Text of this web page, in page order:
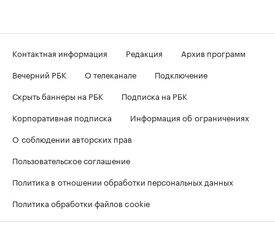
Контактная информация Редакция
Архив программ
Вечерний РБК
О телеканале
Подключение
Скрыть баннеры на РБК
Подписка на РБК
Корпоративная подписка
Информация об ограничениях
О соблюдении авторских прав
Пользовательское соглашение
Политика в отношении обработки персональных данных
Политика обработки файлов cookie